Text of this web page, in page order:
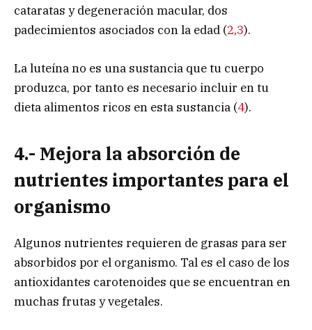
cataratas y degeneración macular, dos
padecimientos asociados con la edad (2,3).
La luteína no es una sustancia que tu cuerpo
produzca, por tanto es necesario incluir en tu
dieta alimentos ricos en esta sustancia (4).
4.- Mejora la absorción de
nutrientes importantes para el
organismo
Algunos nutrientes requieren de grasas para ser
absorbidos por el organismo. Tal es el caso de los
antioxidantes carotenoides que se encuentran en
muchas frutas y vegetales.